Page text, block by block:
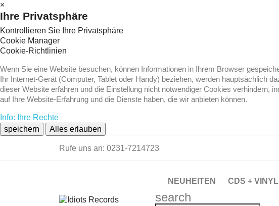
×
Ihre Privatsphäre
Kontrollieren Sie Ihre Privatsphäre
Cookie Manager
Cookie-Richtlinien
Wenn Sie eine Website besuchen, können Informationen in Ihrem Browser
Ihr Internet-Gerät (Computer, Tablet oder Handy) beziehen, werden hauptsächlich
dieser Website erfahren und die Einstellung nicht notwendiger Cookies verhindern,
auf Ihre Website-Erfahrung und die Dienste haben, die wir anbieten können.
Info: Ihre Rechte
speichern
Alles erlauben
Rufe uns an: 0231-7214723
NEUHEITEN CDS + VINYL
search